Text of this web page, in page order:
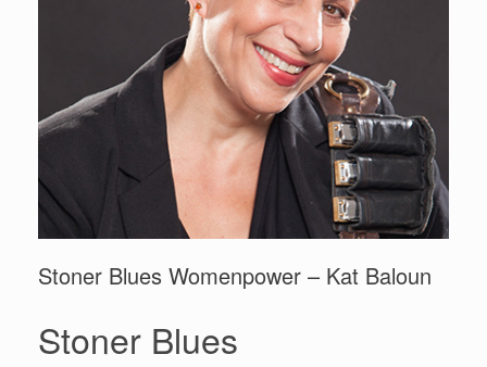
Stoner Blues Womenpower – Kat Baloun
Stoner Blues